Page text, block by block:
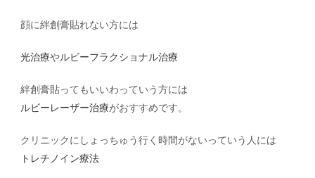
顔に絆創膏貼れない方には
光治療やルビーフラクショナル治療
絆創膏貼ってもいいわっていう方には
ルビーレーザー治療がおすすめです。
クリニックにしょっちゅう行く時間がないっていう人には
トレチノイン療法